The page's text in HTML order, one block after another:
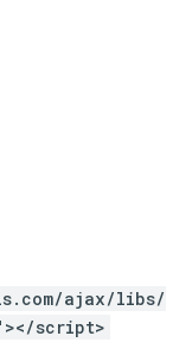
ajax/libs/
script>